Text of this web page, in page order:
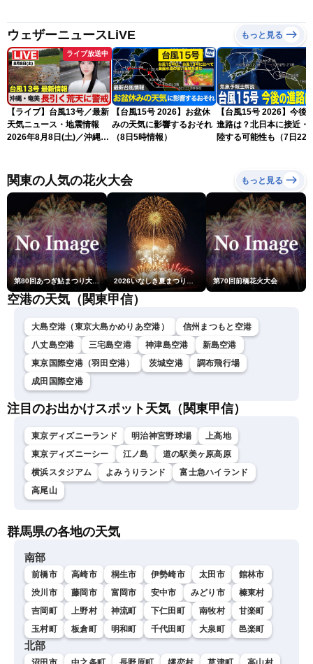
ウェザーニュースLiVE もっと見る
ライブ放送中
【ライブ】台風13号／最新
天気ニュース・地震情報
2026年8月8日(土)／沖縄・
〈ウェザーニュースLiVEモ
ーニング・松本真央／山口
剛央〉
【台風15号 2026】お盆休
みの天気に影響するおそれ
（8日5時情報）
【台風15号 2026】今後
進路は？北日本に接近・
陸する可能性も（7日22
関東の人気の花火大会 もっと見る
第80回あつぎ鮎まつり大花火大会 第70回前橋花火大会
空港の天気（関東甲信）
大島空港（東京大島かめりあ空港）
信州まつもと空港
八丈島空港
三宅島空港 神津島空港
新島空港
東京国際空港（羽田空港）
茨城空港
調布飛行場
成田国際空港
注目のお出かけスポット天気（関東甲信）
東京ディズニーランド 明治神宮野球場
上高地
東京ディズニーシー
江ノ島
道の駅美ヶ原高原
横浜スタジアム
よみうりランド
富士急ハイランド
高尾山
群馬県の各地の天気
南部
前橋市 高崎市 桐生市 伊勢崎市 太田市
館林市
渋川市
藤岡市 富岡市 安中市 みどり市
榛東村
吉岡町
上野村 神流町 下仁田町 南牧村
甘楽町
玉村町
板倉町 明和町 千代田町 大泉町 邑楽町
北部